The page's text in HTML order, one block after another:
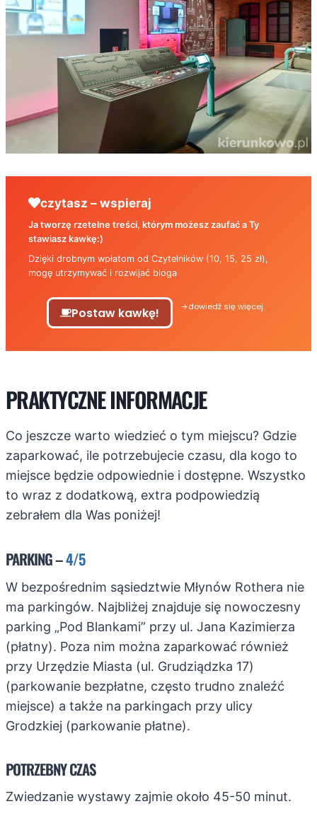
czytasz – wspieraj
Ja tworzę rzetelne treści, którym możesz zaufać a Ty
stawiasz kawkę:)
Dzięki drobnym wpłatom od Czytelników (10, 15, 25 zł),
mogę utrzymywać i rozwijać bloga
Postaw kawkę! dowiedź się więcej
PRAKTYCZNE INFORMACJE
Co jeszcze warto wiedzieć o tym miejscu? Gdzie
zaparkować, ile potrzebujecie czasu, dla kogo to
miejsce będzie odpowiednie i dostępne. Wszystko
to wraz z dodatkową, extra podpowiedzią
zebrałem dla Was poniżej!
PARKING –4/5
W bezpośrednim sąsiedztwie Młynów Rothera nie
ma parkingów. Najbliżej znajduje się nowoczesny
parking „Pod Blankami” przy ul. Jana Kazimierza
(płatny). Poza nim można zaparkować również
przy Urzędzie Miasta (ul. Grudziądzka 17)
(parkowanie bezpłatne, często trudno znaleźć
miejsce) a także na parkingach przy ulicy
Grodzkiej (parkowanie płatne).
POTRZEBNY CZAS
Zwiedzanie wystawy zajmie około 45-50 minut.